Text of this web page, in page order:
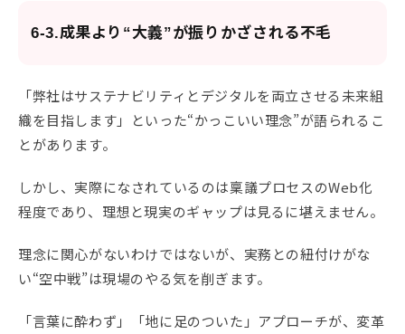
6-3.成果より“大義”が振りかざされる不毛
「弊社はサステナビリティとデジタルを両立させる未来組
織を目指します」といった“かっこいい理念”が語られるこ
とがあります。
しかし、実際になされているのは稟議プロセスのWeb化
程度であり、理想と現実のギャップは見るに堪えません。
理念に関心がないわけではないが、実務との紐付けがな
い“空中戦”は現場のやる気を削ぎます。
「言葉に酔わず」「地に足のついた」アプローチが、変革